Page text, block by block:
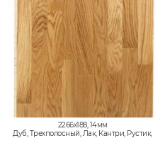
2266x188, 14мм
Дуб, Трехполосный, Лак, Кантри, Рустик,